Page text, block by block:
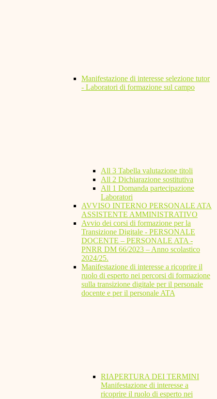
Manifestazione di interesse selezione tutor
- Laboratori di formazione sul campo
All 3 Tabella valutazione titoli
All 2 Dichiarazione sostitutiva
All 1 Domanda partecipazione
Laboratori
AVVISO INTERNO PERSONALE ATA
ASSISTENTE AMMINISTRATIVO
Avvio dei corsi di formazione per la
Transizione Digitale - PERSONALE
DOCENTE – PERSONALE ATA -
PNRR DM 66/2023 – Anno scolastico
2024/25.
Manifestazione di interesse a ricoprire il
ruolo di esperto nei percorsi di formazione
sulla transizione digitale per il personale
docente e per il personale ATA
RIAPERTURA DEI TERMINI
Manifestazione di interesse a
ricoprire il ruolo di esperto nei